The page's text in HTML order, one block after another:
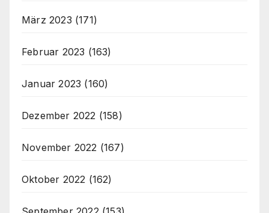
März 2023 (171)
Februar 2023 (163)
Januar 2023 (160)
Dezember 2022 (158)
November 2022 (167)
Oktober 2022 (162)